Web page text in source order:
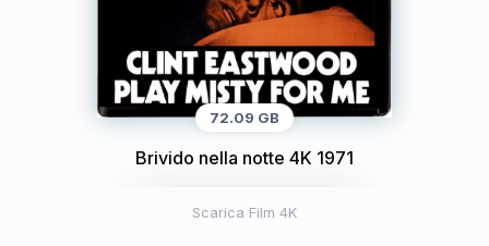
72.09 GB
Brivido nella notte 4K 1971
Scarica Film 4K